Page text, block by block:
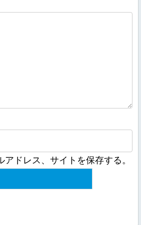
ドレス、サイトを保存する。